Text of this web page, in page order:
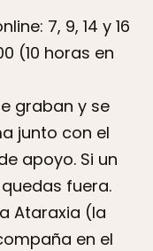
7, 9, 14 y 16
(10 horas en
graban y se
junto con el
apoyo. Si un
fuera.
Ataraxia (la
en el